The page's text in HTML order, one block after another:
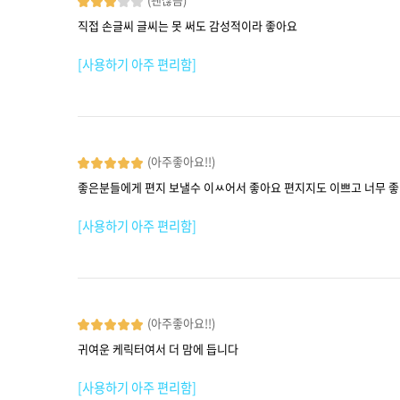
직접 손글씨 글씨는 못 써도 감성적이라 좋아요
[사용하기 아주 편리함]
(아주좋아요!!)
좋은분들에게 편지 보낼수 이ㅆ어서 좋아요 편지지도 이쁘고 너무
[사용하기 아주 편리함]
(아주좋아요!!)
귀여운 케릭터여서 더 맘에 듭니다
[사용하기 아주 편리함]